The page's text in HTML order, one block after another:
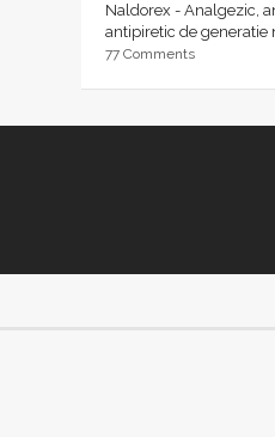
Naldorex - Analgezic,
antipiretic de generatie
77 Comments